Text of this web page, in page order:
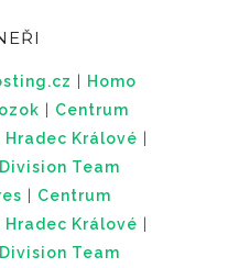
Homo
Centrum
Králové
Team
Centrum
Králové
Team